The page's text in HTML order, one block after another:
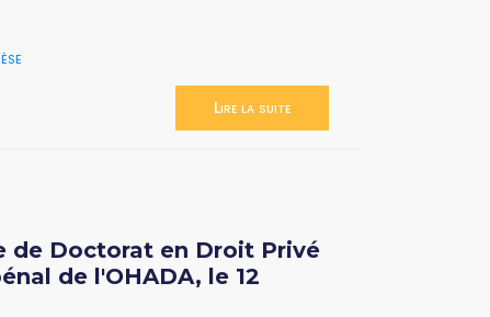
Lire la suite
de Doctorat en Droit Privé
de l'OHADA, le 12